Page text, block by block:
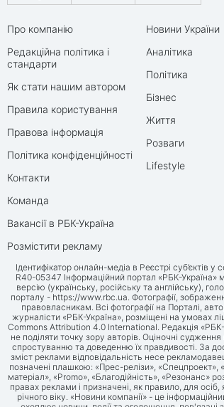
Про компанію
Редакційна політика і
стандарти
Як стати нашим автором
Правила користування
Правова інформація
Політика конфіденційності
Контакти
Команда
Вакансії в РБК-Україна
Розмістити рекламу
Новини України
Аналітика
Політика
Бізнес
Життя
Розваги
Lifestyle
Ідентифікатор онлайн-медіа в Реєстрі суб’єктів у
R40-05347 Інформаційний портал «РБК-Україна»
версію (українську, російську та англійську),
порталу - https://www.rbc.ua. Фотографії,
правовласникам. Всі фотографії на Порталі,
журналісти «РБК-Україна», розміщені на умовах
Commons Attribution 4.0 International. Редакція
не поділяти точку зору авторів. Оціночні
спростуванню та доведенню їх правдивості. За
зміст реклами відповідальність несе
позначені плашкою: «Прес-релізи», «Спецпроект»,
матеріал», «Promo», «Благодійність», «Резонанс»
правах реклами і призначені, як правило, для осіб,
річного віку. «Новини компанії» - це